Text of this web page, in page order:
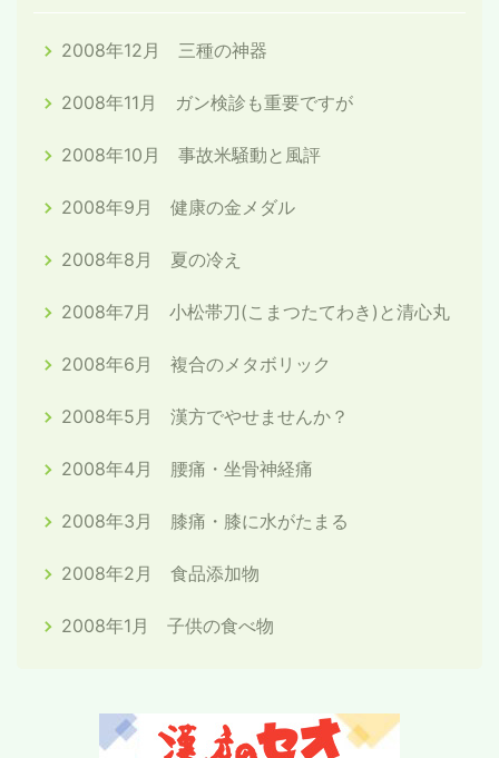
2008年12月 三種の神器
2008年11月 ガン検診も重要ですが
2008年10月 事故米騒動と風評
2008年9月 健康の金メダル
2008年8月 夏の冷え
2008年7月 小松帯刀(こまつたてわき)と清心丸
2008年6月 複合のメタボリック
2008年5月 漢方でやせませんか？
2008年4月 腰痛・坐骨神経痛
2008年3月 膝痛・膝に水がたまる
2008年2月 食品添加物
2008年1月 子供の食べ物